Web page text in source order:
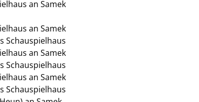
an Samek
an Samek
Schauspielhaus
an Samek
Schauspielhaus
an Samek
Schauspielhaus